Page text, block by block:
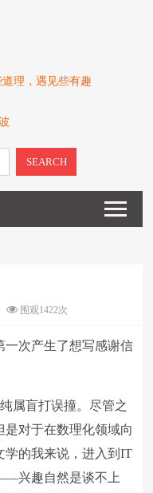
理，遇见些有趣
SEARCH
围观1422次
一次产生了想写感谢信
属盲打误撞。尽管之
对于在数理化领域向
学的我来说，进入到IT
兴趣自然是谈不上